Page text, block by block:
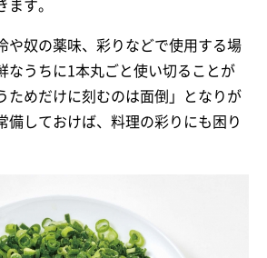
ます。
や奴の薬味、彩りなどで使用する場
なうちに1本丸ごと使い切ることが
ためだけに刻むのは面倒」となりが
備しておけば、料理の彩りにも困り